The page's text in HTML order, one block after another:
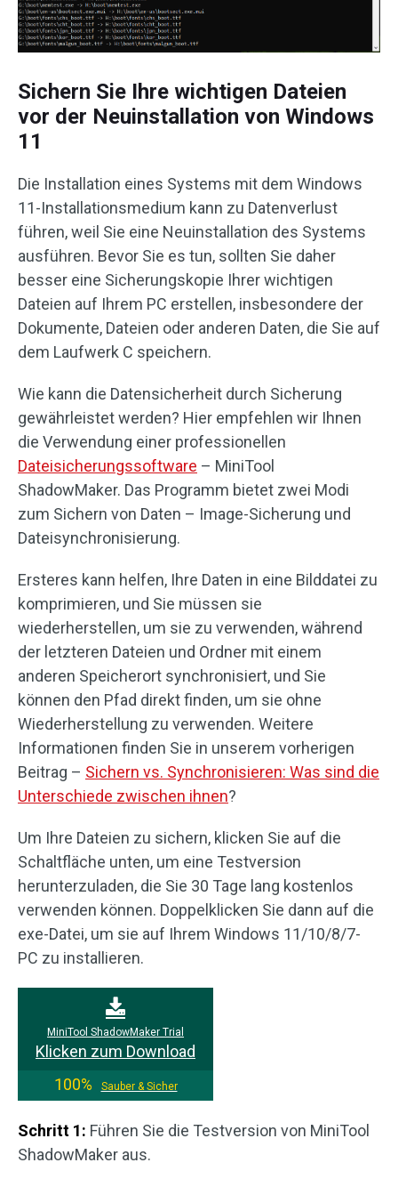
Sichern Sie Ihre wichtigen Dateien
vor der Neuinstallation von Windows
11
Die Installation eines Systems mit dem Windows
11-Installationsmedium kann zu Datenverlust
führen, weil Sie eine Neuinstallation des Systems
ausführen. Bevor Sie es tun, sollten Sie daher
besser eine Sicherungskopie Ihrer wichtigen
Dateien auf Ihrem PC erstellen, insbesondere der
Dokumente, Dateien oder anderen Daten, die Sie auf
dem Laufwerk C speichern.
Wie kann die Datensicherheit durch Sicherung
gewährleistet werden? Hier empfehlen wir Ihnen
die Verwendung einer professionellen
Dateisicherungssoftware – MiniTool
ShadowMaker. Das Programm bietet zwei Modi
zum Sichern von Daten – Image-Sicherung und
Dateisynchronisierung.
Ersteres kann helfen, Ihre Daten in eine Bilddatei zu
komprimieren, und Sie müssen sie
wiederherstellen, um sie zu verwenden, während
der letzteren Dateien und Ordner mit einem
anderen Speicherort synchronisiert, und Sie
können den Pfad direkt finden, um sie ohne
Wiederherstellung zu verwenden. Weitere
Informationen finden Sie in unserem vorherigen
Beitrag – Sichern vs. Synchronisieren: Was sind die
Unterschiede zwischen ihnen?
Um Ihre Dateien zu sichern, klicken Sie auf die
Schaltfläche unten, um eine Testversion
herunterzuladen, die Sie 30 Tage lang kostenlos
verwenden können. Doppelklicken Sie dann auf die
exe-Datei, um sie auf Ihrem Windows 11/10/8/7-
PC zu installieren.
MiniTool ShadowMaker Trial
Klicken zum Download
100%
Sauber & Sicher
Schritt 1: Führen Sie die Testversion von MiniTool
ShadowMaker aus.